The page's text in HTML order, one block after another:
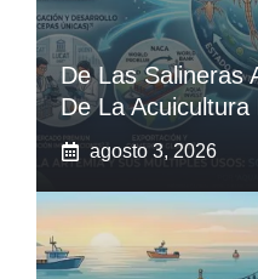
De Las Salineras
De La
agosto 3, 2026